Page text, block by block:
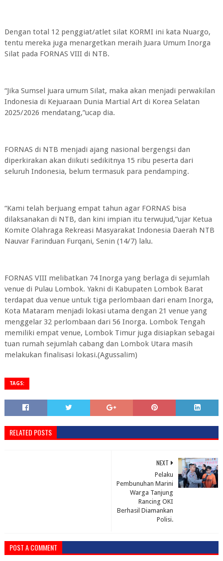
Dengan total 12 penggiat/atlet silat KORMI ini kata Nuargo,
tentu mereka juga menargetkan meraih Juara Umum Inorga
Silat pada FORNAS VIII di NTB.
“Jika Sumsel juara umum Silat, maka akan menjadi perwakilan
Indonesia di Kejuaraan Dunia Martial Art di Korea Selatan
2025/2026 mendatang,”ucap dia.
FORNAS di NTB menjadi ajang nasional bergengsi dan
diperkirakan akan diikuti sedikitnya 15 ribu peserta dari
seluruh Indonesia, belum termasuk para pendamping.
“Kami telah berjuang empat tahun agar FORNAS bisa
dilaksanakan di NTB, dan kini impian itu terwujud,”ujar Ketua
Komite Olahraga Rekreasi Masyarakat Indonesia Daerah NTB
Nauvar Farinduan Furqani, Senin (14/7) lalu.
FORNAS VIII melibatkan 74 Inorga yang berlaga di sejumlah
venue di Pulau Lombok. Yakni di Kabupaten Lombok Barat
terdapat dua venue untuk tiga perlombaan dari enam Inorga,
Kota Mataram menjadi lokasi utama dengan 21 venue yang
menggelar 32 perlombaan dari 56 Inorga. Lombok Tengah
memiliki empat venue, Lombok Timur juga disiapkan sebagai
tuan rumah sejumlah cabang dan Lombok Utara masih
melakukan finalisasi lokasi.(Agussalim)
TAGS:
RELATED POSTS
NEXT
Pelaku
Pembunuhan Marini
Warga Tanjung
Rancing OKI
Berhasil Diamankan
Polisi.
POST A COMMENT